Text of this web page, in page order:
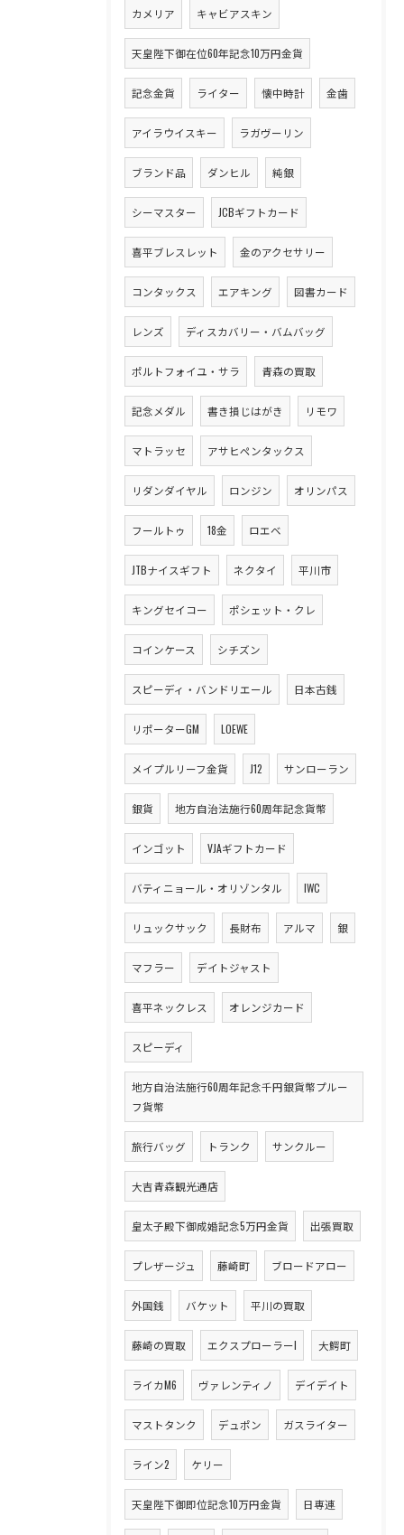
カメリア キャビアスキン
天皇陛下御在位60年記念10万円金貨
記念金貨 ライター 懐中時計 金歯
アイラウイスキー ラガヴーリン
ブランド品 ダンヒル 純銀
シーマスター JCBギフトカード
喜平ブレスレット 金のアクセサリー
コンタックス エアキング 図書カード
レンズ ディスカバリー・バムバッグ
ポルトフォイユ・サラ 青森の買取
記念メダル 書き損じはがき リモワ
マトラッセ アサヒペンタックス
リダンダイヤル ロンジン オリンパス
フールトゥ 18金 ロエベ
JTBナイスギフト ネクタイ 平川市
キングセイコー ポシェット・クレ
コインケース シチズン
スピーディ・バンドリエール 日本古銭
リポーターGM LOEWE
メイプルリーフ金貨 J12 サンローラン
銀貨 地方自治法施行60周年記念貨幣
インゴット VJAギフトカード
バティニョール・オリゾンタル IWC
リュックサック 長財布 アルマ 銀
マフラー デイトジャスト
喜平ネックレス オレンジカード
スピーディ
地方自治法施行60周年記念千円銀貨幣プルー
フ貨幣
旅行バッグ トランク サンクルー
大吉青森観光通店
皇太子殿下御成婚記念5万円金貨 出張買取
プレザージュ 藤崎町 ブロードアロー
外国銭 バケット 平川の買取
藤崎の買取 エクスプローラーI 大鰐町
ライカM6 ヴァレンティノ デイデイト
マストタンク デュポン ガスライター
ライン2 ケリー
天皇陛下御即位記念10万円金貨 日専連